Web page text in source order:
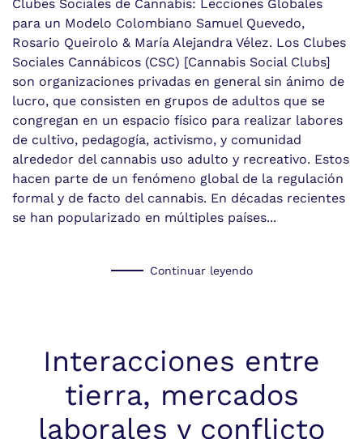
Clubes Sociales de Cannabis: Lecciones Globales
para un Modelo Colombiano Samuel Quevedo,
Rosario Queirolo & María Alejandra Vélez. Los Clubes
Sociales Cannábicos (CSC) [Cannabis Social Clubs]
son organizaciones privadas en general sin ánimo de
lucro, que consisten en grupos de adultos que se
congregan en un espacio físico para realizar labores
de cultivo, pedagogía, activismo, y comunidad
alrededor del cannabis uso adulto y recreativo. Estos
hacen parte de un fenómeno global de la regulación
formal y de facto del cannabis. En décadas recientes
se han popularizado en múltiples países...
Continuar leyendo
Interacciones entre
tierra, mercados
laborales y conflicto